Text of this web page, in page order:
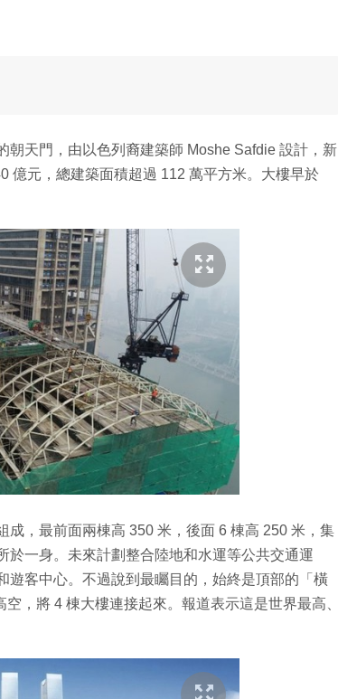
天門，由以色列裔建築師 Moshe Safdie 設計，新
億元，總建築面積超過 112 萬平方米。大樓早於
，最前面兩棟高 350 米，後面 6 棟高 250 米，集
一身。未來計劃整合陸地和水運等公共交通運
客中心。不過說到最矚目的，始終是頂部的「橫
，將 4 棟大樓連接起來。報道表示這是世界最高、